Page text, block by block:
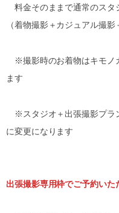
料金そのままで通常のスタ
（着物撮影＋カジュアル撮影
※撮影時のお着物はキモノ
ます
※スタジオ＋出張撮影プラ
に変更になります
出張撮影専用枠でご予約いた